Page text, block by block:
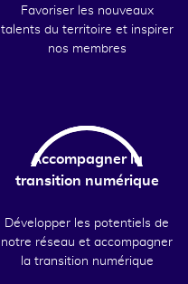
Favoriser les nouveaux
talents du territoire et inspirer
nos membres
Accompagner la
transition numérique
Développer les potentiels de
notre réseau et accompagner
la transition numérique